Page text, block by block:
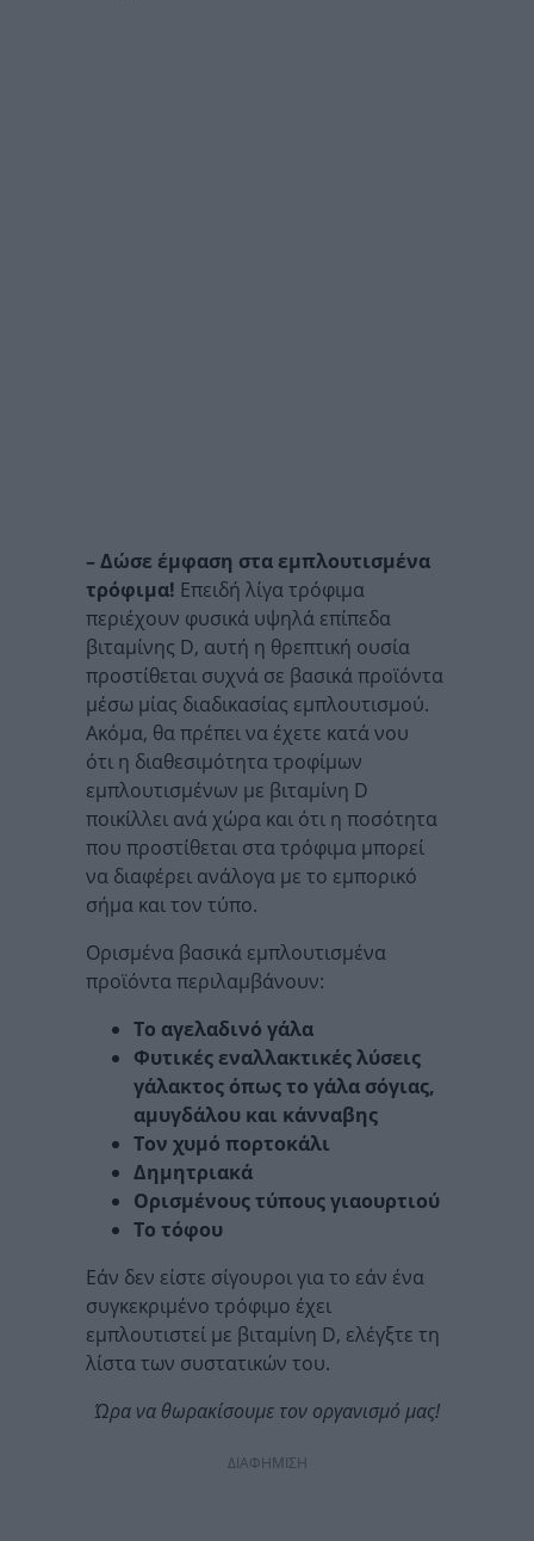
– Δώσε έμφαση στα εμπλουτισμένα
τρόφιμα! Επειδή λίγα τρόφιμα
περιέχουν φυσικά υψηλά επίπεδα
βιταμίνης D, αυτή η θρεπτική ουσία
προστίθεται συχνά σε βασικά προϊόντα
μέσω μίας διαδικασίας εμπλουτισμού.
Ακόμα, θα πρέπει να έχετε κατά νου
ότι η διαθεσιμότητα τροφίμων
εμπλουτισμένων με βιταμίνη D
ποικίλλει ανά χώρα και ότι η ποσότητα
που προστίθεται στα τρόφιμα μπορεί
να διαφέρει ανάλογα με το εμπορικό
σήμα και τον τύπο.
Ορισμένα βασικά εμπλουτισμένα
προϊόντα περιλαμβάνουν:
Το αγελαδινό γάλα
Φυτικές εναλλακτικές λύσεις
γάλακτος όπως το γάλα σόγιας,
αμυγδάλου και κάνναβης
Τον χυμό πορτοκάλι
Δημητριακά
Ορισμένους τύπους γιαουρτιού
Το τόφου
Εάν δεν είστε σίγουροι για το εάν ένα
συγκεκριμένο τρόφιμο έχει
εμπλουτιστεί με βιταμίνη D, ελέγξτε τη
λίστα των συστατικών του.
Ώρα να θωρακίσουμε τον οργανισμό μας!
ΔΙΑΦΗΜΙΣΗ